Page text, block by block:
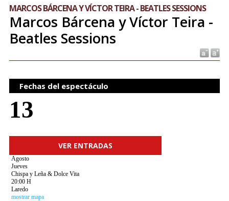
MARCOS BÁRCENA Y VÍCTOR TEIRA - BEATLES SESSIONS
Marcos Bárcena y Víctor Teira -
Beatles Sessions
Fechas del espectáculo
13
VER ENTRADAS
Agosto
Jueves
Chispa y Leña & Dolce Vita
20:00 H
Laredo
mostrar mapa